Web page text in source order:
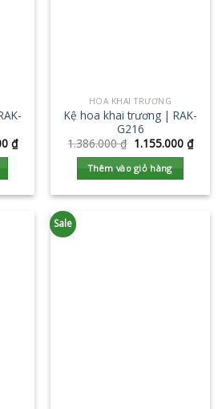
₫
HOA KHAI TRƯƠNG
Kệ hoa khai trương | RAK-
G216
1.386.000₫ 1.155.000 ₫
Thêm vào giỏ hàng
Sale